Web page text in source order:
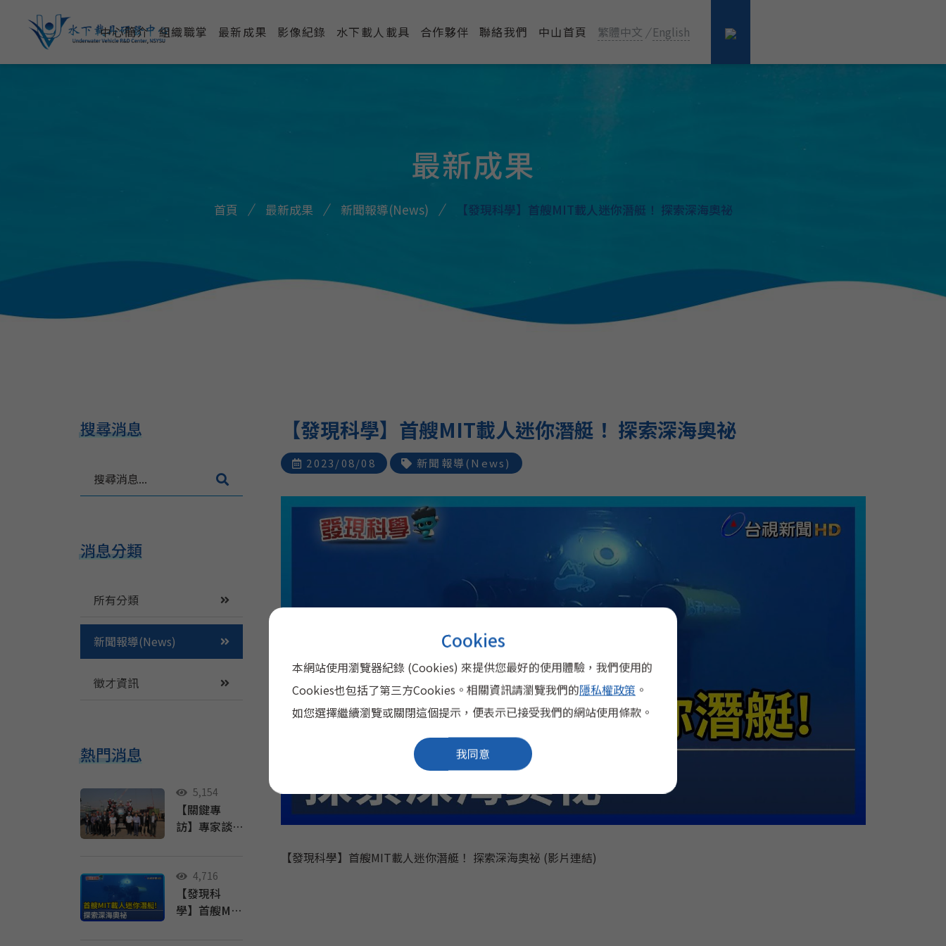
中心簡介 組織職掌 最新成果 影像紀錄 水下載人載具 合作夥伴 聯絡我們 中山首頁 繁體中文 / English
最新成果
首頁 最新成果 新聞報導(News) 【發現科學】首艘MIT載人迷你潛艇！ 探索深海奧祕
搜尋消息
.
.
消息分類
所有分類
新聞報導(News)
徵才資訊
熱門消息
5,154
【關鍵專
訪】專家談
灣對於水下
載具沒有明
文規範，政
4,716
【發現科
學】首艘MIT
【發現科學】首艘MIT載人迷你潛艇！ 探索深海奧祕
2023/08/08 新聞報導(News)
【發現科學】首艘MIT載人迷你潛艇！ 探索深海奧祕 (影片連結)
Cookies
本網站使用瀏覽器紀錄 (Cookies) 來提供您最好的使用體驗，我們使用的
Cookies也包括了第三方Cookies。相關資訊請瀏覽我們的隱私權政策 。
如您選擇繼續瀏覽或關閉這個提示，便表示已接受我們的網站使用條款。
我同意